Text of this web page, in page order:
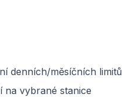
denních/měsíčních limitů
na vybrané stanice